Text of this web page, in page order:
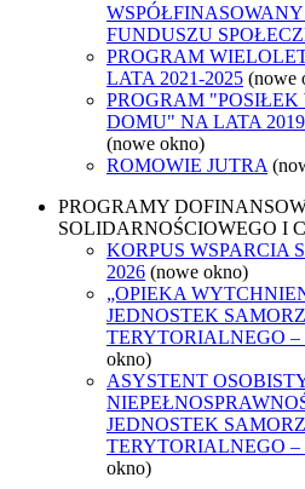
FUNDUSZU
PROGRAM
LATA 2021-2025 (nowe
PROGRAM
DOMU" NA LATA
(nowe okno)
ROMOWIE JUTRA
PROGRAMY
SOLIDARNOŚCIOWEGO I
KORPUS WSPARCIA
2026 (nowe okno)
„OPIEKA
JEDNOSTEK
TERYTORIALNEGO –
okno)
ASYSTENT
JEDNOSTEK
TERYTORIALNEGO –
okno)